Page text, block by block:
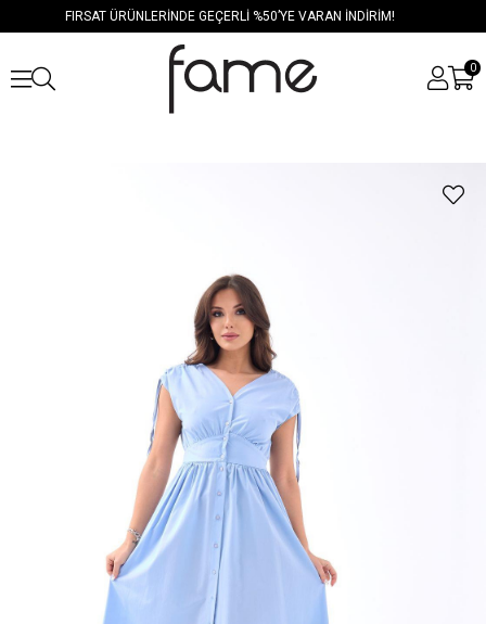
FIRSAT ÜRÜNLERİNDE GEÇERLİ %50’YE VARAN İNDİRİM!
0